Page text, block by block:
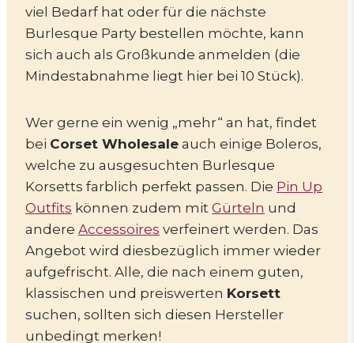
viel Bedarf hat oder für die nächste
Burlesque Party bestellen möchte, kann
sich auch als Großkunde anmelden (die
Mindestabnahme liegt hier bei 10 Stück).
Wer gerne ein wenig „mehr“ an hat, findet
bei Corset Wholesale auch einige Boleros,
welche zu ausgesuchten Burlesque
Korsetts farblich perfekt passen. Die Pin Up
Outfits können zudem mit Gürteln und
andere Accessoires verfeinert werden. Das
Angebot wird diesbezüglich immer wieder
aufgefrischt. Alle, die nach einem guten,
klassischen und preiswerten Korsett
suchen, sollten sich diesen Hersteller
unbedingt merken!